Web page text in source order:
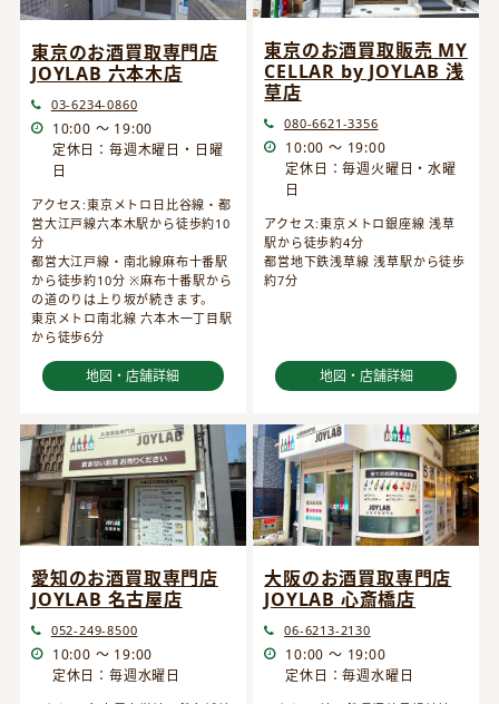
東京のお酒買取専門店
JOYLAB 六本木店
03-6234-0860
10:00 ～ 19:00
定休日：毎週木曜日・日曜
日
アクセス:東京メトロ日比谷線・都
営大江戸線六本木駅から徒歩約10
分
都営大江戸線・南北線麻布十番駅
から徒歩約10分 ※麻布十番駅から
の道のりは上り坂が続きます。
東京メトロ南北線 六本木一丁目駅
から徒歩6分
地図・店舗詳細
東京のお酒買取販売 MY
CELLAR by JOYLAB 浅
草店
080-6621-3356
10:00 ～ 19:00
定休日：毎週火曜日・水曜
日
アクセス:東京メトロ銀座線 浅草
駅から徒歩約4分
都営地下鉄浅草線 浅草駅から徒歩
約7分
地図・店舗詳細
愛知のお酒買取専門店
JOYLAB 名古屋店
052-249-8500
10:00 ～ 19:00
定休日：毎週水曜日
大阪のお酒買取専門店
JOYLAB 心斎橋店
06-6213-2130
10:00 ～ 19:00
定休日：毎週水曜日